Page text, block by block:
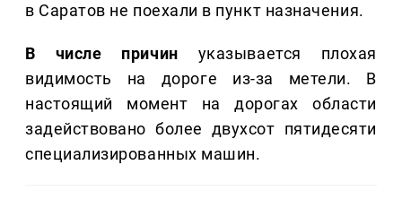
в Саратов не поехали в пункт назначения.
В числе причин указывается плохая
видимость на дороге из-за метели. В
настоящий момент на дорогах области
задействовано более двухсот пятидесяти
специализированных машин.